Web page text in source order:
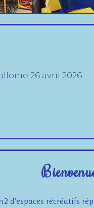
26 avril 2026
d’espaces récréatifs